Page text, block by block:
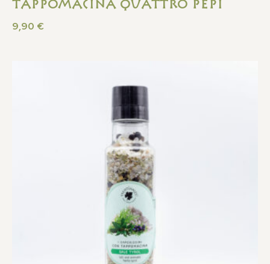
Tappomacina quattro pepi
9,90 €